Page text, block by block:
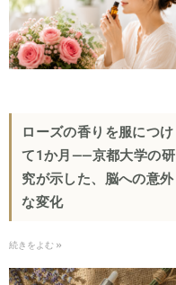
ローズの香りを服につけ
て1か月——京都大学の研
究が示した、脳への意外
な変化
続きをよむ »